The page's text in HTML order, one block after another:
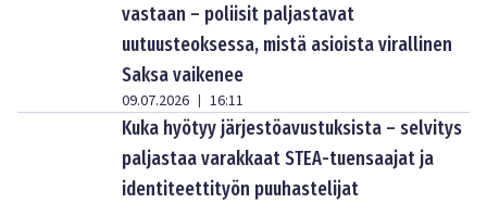
vastaan – poliisit paljastavat
uutuusteoksessa, mistä asioista virallinen
Saksa vaikenee
09.07.2026 | 16:11
Kuka hyötyy järjestöavustuksista – selvitys
paljastaa varakkaat STEA-tuensaajat ja
identiteettityön puuhastelijat